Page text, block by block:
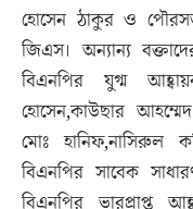
হোসেন ঠাকুর ও
জিএস। অন্যান্য
বিএনপির যুগ্ম
হোসেন,কাউছার
মোঃ হানিফ,নাসিরুল
বিএনপির সাবেক
বিএনপির ভারপ্রাপ্ত